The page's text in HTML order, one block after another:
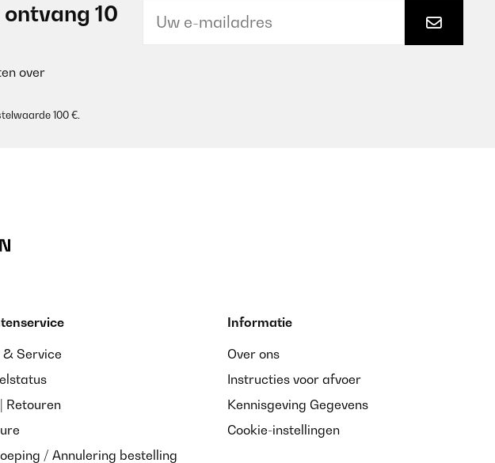
10
over
100 €.
& Service
Retouren
/ Annulering bestelling
Informatie
Over ons
Instructies voor afvoer
Kennisgeving Gegevens
Cookie-instellingen